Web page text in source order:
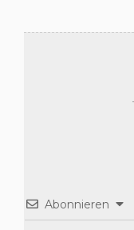
Abonnieren